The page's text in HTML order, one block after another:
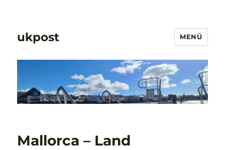
ukpost MENÜ
Mallorca – Land